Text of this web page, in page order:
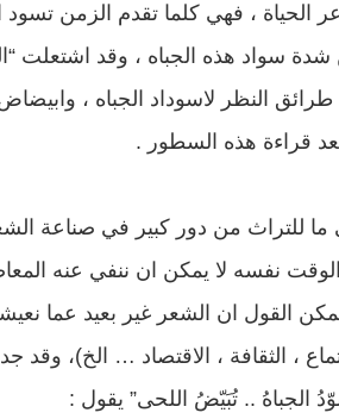
الحياة ، فهي كلما تقدم الزمن تسود
سواد هذه الجباه ، وقد اشتعلت
النظر لاسوداد الجباه ،
قراءة هذه السطور .
ما للتراث من دور كبير في صناعة
نفسه لا يمكن ان ننفي عنه
القول ان الشعر غير بعيد عما
، الثقافة ، الاقتصاد … الخ)، وقد
الجباهُ .. تُبَيّضُ اللحى” يقول :